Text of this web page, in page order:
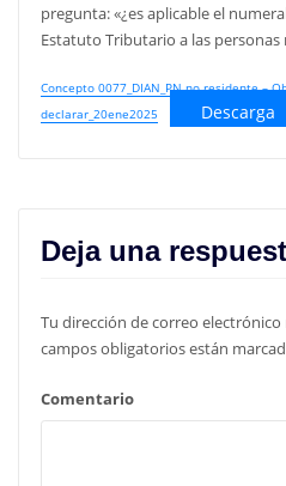
pregunta: «¿es aplicable el
Estatuto Tributario a las
Concepto 0077_DIAN_PN no residente –
declarar_20ene2025
Descarga
Deja una
Tu dirección de correo
campos obligatorios están
Comentario